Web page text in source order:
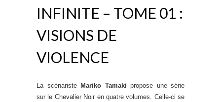
INFINITE – TOME 01 :
VISIONS DE
VIOLENCE
La scénariste Mariko Tamaki propose une série
sur le Chevalier Noir en quatre volumes. Celle-ci se